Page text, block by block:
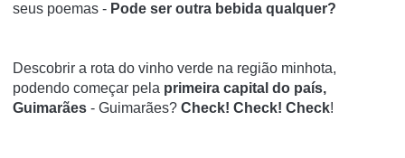
seus poemas - Pode ser outra bebida qualquer?
Descobrir a rota do vinho verde na região minhota,
podendo começar pela primeira capital do país,
Guimarães - Guimarães? Check! Check! Check!